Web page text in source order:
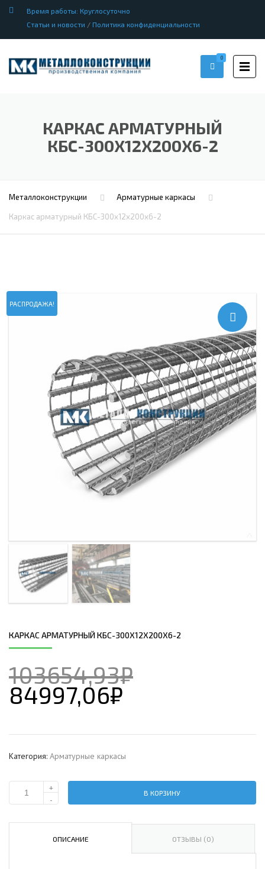
Время работы: Круглосуточно
Статьи и новости / Политика конфиденциальности
0
КАРКАС АРМАТУРНЫЙ
КБС-300Х12Х200Х6-2
Металлоконструкции Арматурные каркасы
Каркас арматурный КБС-300х12х200х6-2
РАСПРОДАЖА!
КАРКАС АРМАТУРНЫЙ КБС-300Х12Х200Х6-2
103654,93₽
84997,06₽
Категория: Арматурные каркасы
Количество
арматурный
КБС-300х12х200х6-
+
-
В КОРЗИНУ
ОПИСАНИЕ ОТЗЫВЫ (0)